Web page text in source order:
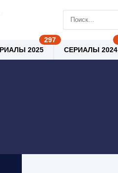
2025 СЕРИАЛЫ 2024